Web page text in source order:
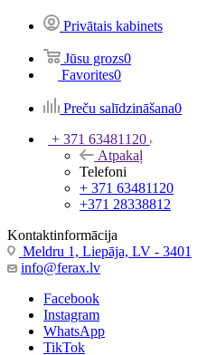
Privātais kabinets
Jūsu grozs0
Favorites0
Preču salīdzināšana0
+ 371 63481120
Atpakaļ
Telefoni
+ 371 63481120
+371 28338812
Kontaktinformācija
Meldru 1, Liepāja, LV - 3401
info@ferax.lv
Facebook
Instagram
WhatsApp
TikTok